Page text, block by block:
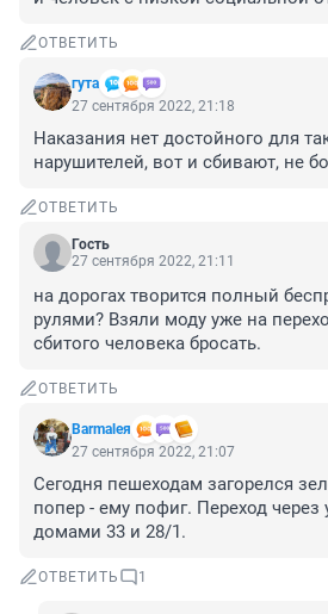
ОТВЕТИТЬ
гута
27 сентября 2022, 21:18
Наказания нет достойного для
нарушителей, вот и сбивают, не
ОТВЕТИТЬ
Гость
27 сентября 2022, 21:11
на дорогах творится полный
рулями? Взяли моду уже на
сбитого человека бросать.
ОТВЕТИТЬ
Barmaleя
27 сентября 2022, 21:07
Сегодня пешеходам загорелся
попер - ему пофиг. Переход через
домами 33 и 28/1.
ОТВЕТИТЬ 1